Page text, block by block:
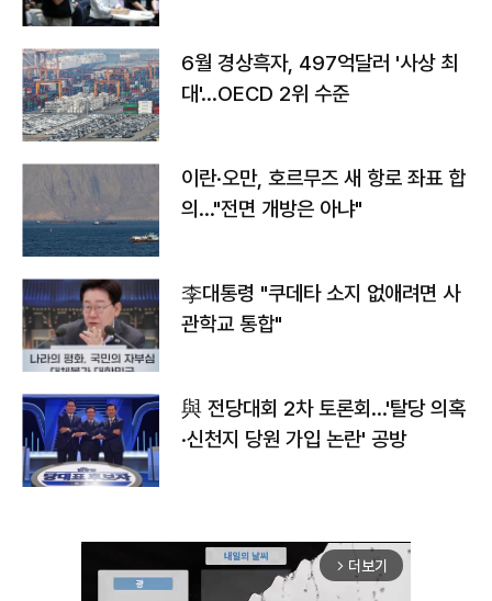
6월 경상흑자, 497억달러 '사상 최
대'…OECD 2위 수준
이란·오만, 호르무즈 새 항로 좌표 합
의…"전면 개방은 아냐"
李대통령 "쿠데타 소지 없애려면 사
관학교 통합"
與 전당대회 2차 토론회…'탈당 의혹
·신천지 당원 가입 논란' 공방
arrow_forward_ios 더보기